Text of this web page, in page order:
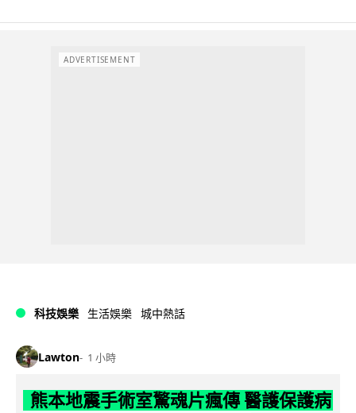
ADVERTISEMENT
科技娛樂 生活娛樂 城中熱話
Lawton 1 小時
熊本地震手術室驚魂片瘋傳 醫護保護病